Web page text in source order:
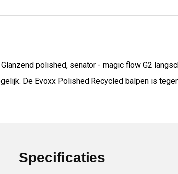
polished, senator - magic flow G2
De Evoxx Polished Recycled balpen is
Specificaties